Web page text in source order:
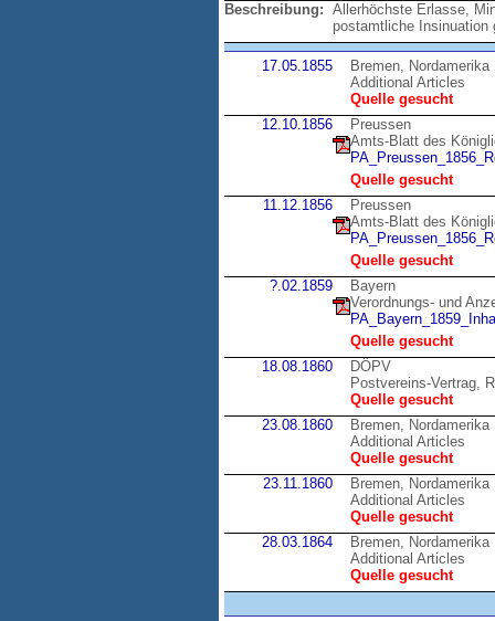
Beschreibung: Allerhöchste Erlasse,
postamtliche Insinuation
17.05.1855
Bremen, Nordamerika
Additional Articles
Quelle gesucht
12.10.1856
Preussen
Amts-Blatt des
Quelle gesucht
11.12.1856
Preussen
Amts-Blatt des
Quelle gesucht
?.02.1859
Bayern
Verordnungs- und
Quelle gesucht
18.08.1860
DÖPV
Postvereins-Vertrag,
Quelle gesucht
23.08.1860
Bremen, Nordamerika
Additional Articles
Quelle gesucht
23.11.1860
Bremen, Nordamerika
Additional Articles
Quelle gesucht
28.03.1864
Bremen, Nordamerika
Additional Articles
Quelle gesucht